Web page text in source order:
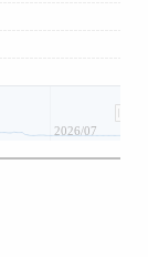
2026/07